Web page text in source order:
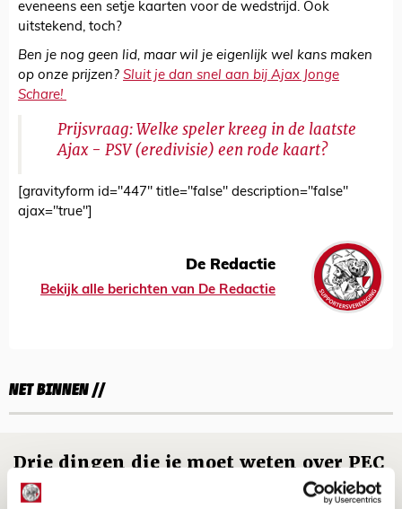
eveneens een setje kaarten voor de wedstrijd. Ook
uitstekend, toch?
Ben je nog geen lid, maar wil je eigenlijk wel kans maken
op onze prijzen? Sluit je dan snel aan bij Ajax Jonge
Schare!
Prijsvraag: Welke speler kreeg in de laatste
Ajax - PSV (eredivisie) een rode kaart?
[gravityform id="447" title="false" description="false"
ajax="true"]
De Redactie
Bekijk alle berichten van De Redactie
NET BINNEN //
Drie dingen die je moet weten over PEC
Zwolle - Ajax